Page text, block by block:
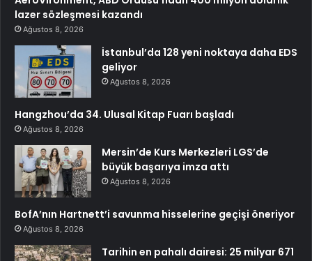
lazer sözleşmesi kazandı
Ağustos 8, 2026
İstanbul’da 128 yeni noktaya daha EDS
geliyor
Ağustos 8, 2026
Hangzhou’da 34. Ulusal Kitap Fuarı başladı
Ağustos 8, 2026
Mersin’de Kurs Merkezleri LGS’de
büyük başarıya imza attı
Ağustos 8, 2026
BofA’nın Hartnett’i savunma hisselerine geçişi öneriyor
Ağustos 8, 2026
Tarihin en pahalı dairesi: 25 milyar 671